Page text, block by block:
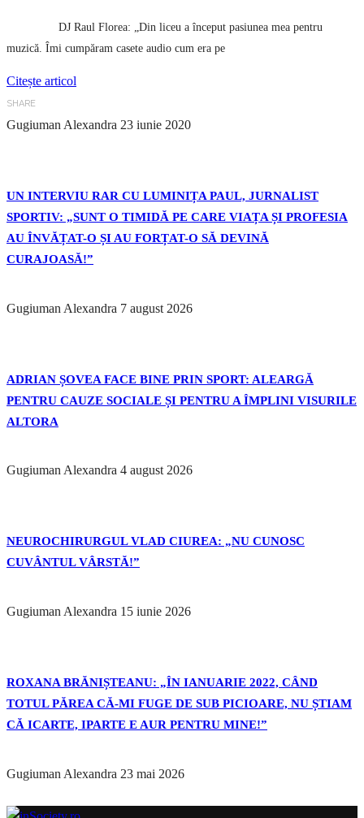
DJ Raul Florea: „Din liceu a început pasiunea mea pentru
muzică. Îmi cumpăram casete audio cum era pe
Citește articol
SHARE
Gugiuman Alexandra 23 iunie 2020
UN INTERVIU RAR CU LUMINIȚA PAUL, JURNALIST
SPORTIV: „SUNT O TIMIDĂ PE CARE VIAȚA ȘI PROFESIA
AU ÎNVĂȚAT-O ȘI AU FORȚAT-O SĂ DEVINĂ
CURAJOASĂ!”
Gugiuman Alexandra 7 august 2026
ADRIAN ȘOVEA FACE BINE PRIN SPORT: ALEARGĂ
PENTRU CAUZE SOCIALE ȘI PENTRU A ÎMPLINI VISURILE
ALTORA
Gugiuman Alexandra 4 august 2026
NEUROCHIRURGUL VLAD CIUREA: „NU CUNOSC
CUVÂNTUL VÂRSTĂ!”
Gugiuman Alexandra 15 iunie 2026
ROXANA BRĂNIȘTEANU: „ÎN IANUARIE 2022, CÂND
TOTUL PĂREA CĂ-MI FUGE DE SUB PICIOARE, NU ȘTIAM
CĂ ICARTE, IPARTE E AUR PENTRU MINE!”
Gugiuman Alexandra 23 mai 2026